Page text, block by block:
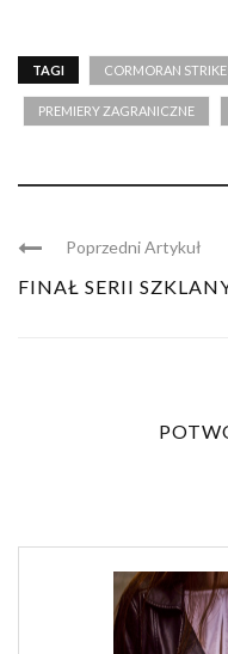
TAGI CORMORAN STRIKE
PREMIERY ZAGRANICZNE
Poprzedni Artykuł
FINAŁ SERII